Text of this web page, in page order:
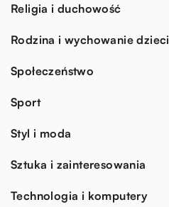
Religia i duchowość
Rodzina i wychowanie dzieci
Społeczeństwo
Sport
Styl i moda
Sztuka i zainteresowania
Technologia i komputery